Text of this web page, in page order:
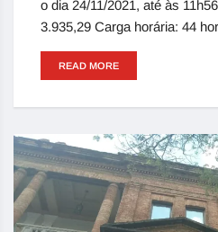
o dia 24/11/2021, até às
3.935,29 Carga horária: 44
READ MORE